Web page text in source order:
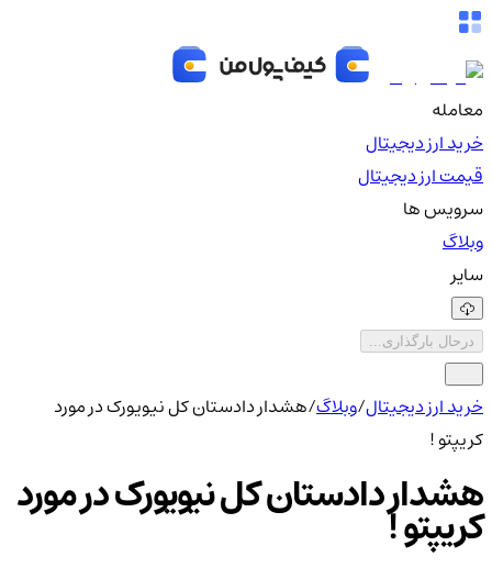
معامله
خرید ارز دیجیتال
قیمت ارز دیجیتال
سرویس ها
وبلاگ
سایر
درحال بارگذاری...
خرید ارز دیجیتال/وبلاگ/هشدار دادستان کل نیویورک در مورد
کریپتو !
هشدار دادستان کل نیویورک در مورد
کریپتو !